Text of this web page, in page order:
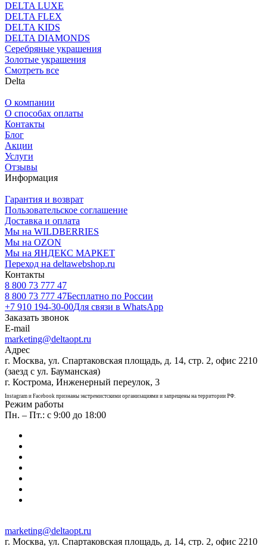
DELTA LUXE
DELTA FLEX
DELTA KIDS
DELTA DIAMONDS
Серебряные украшения
Золотые украшения
Смотреть все
Delta
О компании
О способах оплаты
Контакты
Блог
Акции
Услуги
Отзывы
Информация
Гарантия и возврат
Пользовательское соглашение
Доставка и оплата
Мы на WILDBERRIES
Мы на OZON
Мы на ЯНДЕКС МАРКЕТ
Переход на deltawebshop.ru
Контакты
8 800 73 777 47
8 800 73 777 47Бесплатно по России
+7 910 194-30-00Для связи в WhatsApp
Заказать звонок
E-mail
marketing@deltaopt.ru
Адрес
г. Москва, ул. Спартаковская площадь, д. 14, стр. 2, офис 2210
(заезд с ул. Бауманская)
г. Кострома, Инженерный переулок, 3
Instagram и Facebook признаны экстремистскими организациями и запрещены на территории РФ.
Режим работы
Пн. – Пт.: с 9:00 до 18:00
marketing@deltaopt.ru
г. Москва, ул. Спартаковская площадь, д. 14, стр. 2, офис 2210